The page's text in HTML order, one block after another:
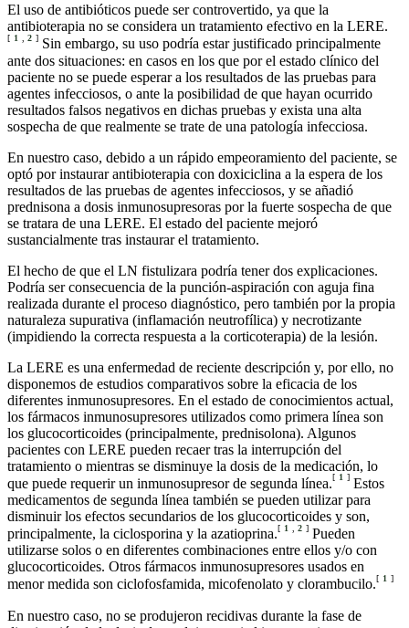
El uso de antibióticos puede ser controvertido, ya que la
antibioterapia no se considera un tratamiento efectivo en la LERE.
[ 1 2 ] Sin embargo, su uso podría estar justificado principalmente
ante dos situaciones: en casos en los que por el estado clínico del
paciente no se puede esperar a los resultados de las pruebas para
agentes infecciosos, o ante la posibilidad de que hayan ocurrido
resultados falsos negativos en dichas pruebas y exista una alta
sospecha de que realmente se trate de una patología infecciosa.
En nuestro caso, debido a un rápido empeoramiento del paciente, se
optó por instaurar antibioterapia con doxiciclina a la espera de los
resultados de las pruebas de agentes infecciosos, y se añadió
prednisona a dosis inmunosupresoras por la fuerte sospecha de que
se tratara de una LERE. El estado del paciente mejoró
sustancialmente tras instaurar el tratamiento.
El hecho de que el LN fistulizara podría tener dos explicaciones.
Podría ser consecuencia de la punción-aspiración con aguja fina
realizada durante el proceso diagnóstico, pero también por la propia
naturaleza supurativa (inflamación neutrofílica) y necrotizante
(impidiendo la correcta respuesta a la corticoterapia) de la lesión.
La LERE es una enfermedad de reciente descripción y, por ello, no
disponemos de estudios comparativos sobre la eficacia de los
diferentes inmunosupresores. En el estado de conocimientos actual,
los fármacos inmunosupresores utilizados como primera línea son
los glucocorticoides (principalmente, prednisolona). Algunos
pacientes con LERE pueden recaer tras la interrupción del
tratamiento o mientras se disminuye la dosis de la medicación, lo
que puede requerir un inmunosupresor de segunda línea.[ 1 ] Estos
medicamentos de segunda línea también se pueden utilizar para
disminuir los efectos secundarios de los glucocorticoides y son,
principalmente, la ciclosporina y la azatioprina.[ 1 2 ] Pueden
utilizarse solos o en diferentes combinaciones entre ellos y/o con
glucocorticoides. Otros fármacos inmunosupresores usados en
menor medida son ciclofosfamida, micofenolato y clorambucilo.[ 1 ]
En nuestro caso, no se produjeron recidivas durante la fase de